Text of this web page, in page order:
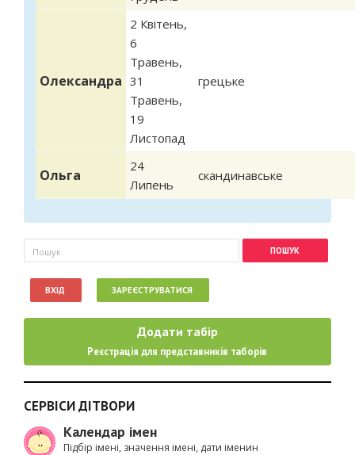
Олександра
2 Квітень,
6
Травень,
31
Травень,
19
Листопад
грецьке
Ольга
24
Липень
скандинавське
Пошукова форма
Пошук
ВХІД ЗАРЕЄСТРУВАТИСЯ
Додати табір
Реєстрація для представників таборів
СЕРВІСИ ДІТВОРИ
Календар імен
Підбір імені, значення імені, дати іменин